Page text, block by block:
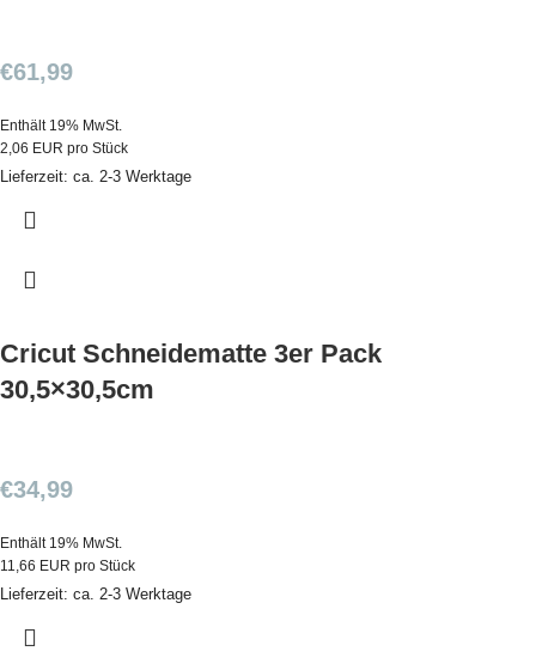
€61,99
Enthält 19% MwSt.
2,06 EUR pro Stück
Lieferzeit: ca. 2-3 Werktage
Cricut Schneidematte 3er Pack
30,5×30,5cm
€34,99
Enthält 19% MwSt.
11,66 EUR pro Stück
Lieferzeit: ca. 2-3 Werktage